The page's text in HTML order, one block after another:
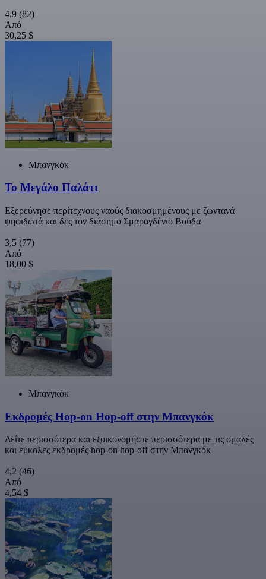
4,9 (82)
Από
30,25 $
Μπανγκόκ
Το Μεγάλο Παλάτι
Εξερεύνησε περίτεχνους ναούς διακοσμημένους με ζωντανά
ψηφιδωτά και δες τον διάσημο Σμαραγδένιο Βούδα
3,5 (77)
Από
18,00 $
Μπανγκόκ
Εκδρομές Hop-on Hop-off στην Μπανγκόκ
Δείτε περισσότερα και εξοικονομήστε περισσότερα με τις ομαλές
και εύκολες εκδρομές hop-on hop-off στην Μπανγκόκ
4,2 (46)
Από
4,54 $